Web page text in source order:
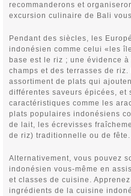
recommanderons et
excursion culinaire de Bali
Pendant des siècles, les
indonésien comme celui «les
base est le riz ; une évidence
champs et des terrasses de
assortiment de plats qui
différentes saveurs épicées, et
caractéristiques comme les
plats populaires indonésiens
de lait, les écrevisses
de riz) traditionnelle ou de fête.
Alternativement, vous pouvez
indonésien vous-même en
et classes de cuisine.
ingrédients de la cuisine